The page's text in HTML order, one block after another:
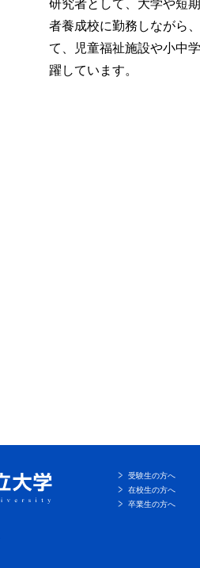
研究者として、大学や短
者養成校に勤務しながら
て、児童福祉施設や小中
躍しています。
受験生の方へ
在校生の方へ
卒業生の方へ